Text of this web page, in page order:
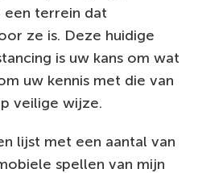
een terrein dat
ze is. Deze huidige
is uw kans om wat
uw kennis met die van
veilige wijze.
lijst met een aantal van
spellen van mijn